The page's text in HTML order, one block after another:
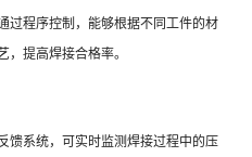
过程序控制，能够根据不同工件的材
，提高焊接合格率。
馈系统，可实时监测焊接过程中的压